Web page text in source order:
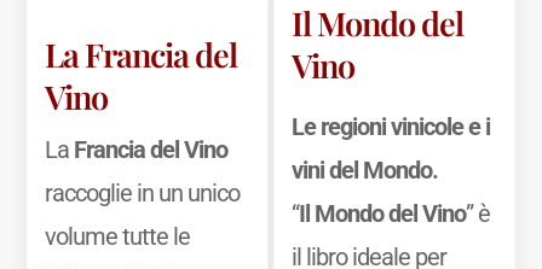
La Francia del
Vino
La Francia del Vino
raccoglie in un unico
volume tutte le
Il Mondo del
Vino
Le regioni vinicole e i
vini del Mondo.
“Il Mondo del Vino” è
il libro ideale per